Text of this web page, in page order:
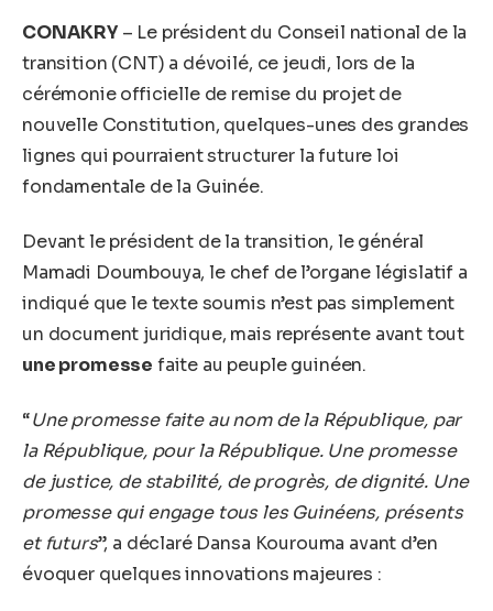
CONAKRY– Le président du Conseil national de la
transition (CNT) a dévoilé, ce jeudi, lors de la
cérémonie officielle de remise du projet de
nouvelle Constitution, quelques-unes des grandes
lignes qui pourraient structurer la future loi
fondamentale de la Guinée.
Devant le président de la transition, le général
Mamadi Doumbouya, le chef de l’organe législatif a
indiqué que le texte soumis n’est pas simplement
un document juridique, mais représente avant tout
une promesse faite au peuple guinéen.
“Une promesse faite au nom de la République, par
la République, pour la République. Une promesse
de justice, de stabilité, de progrès, de dignité. Une
promesse qui engage tous les Guinéens, présents
et futurs”, a déclaré Dansa Kourouma avant d’en
évoquer quelques innovations majeures :